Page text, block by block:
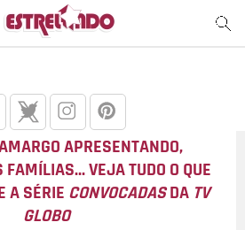
APRESENTANDO,
VEJA TUDO O QUE
A SÉRIE CONVOCADASDA TV
GLOBO